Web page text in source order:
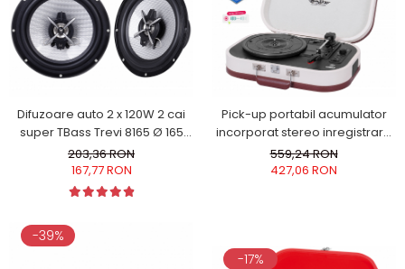
Difuzoare auto 2 x 120W 2 cai
super TBass Trevi 8165 Ø 165
mm sensibilitate 94dB Woofer
polipropilena surround din
carbon frecventa 54Hz-25KHz
203,36 RON
167,77 RON
Pick-up portabil acumulator
incorporat stereo inregistrare
pe stick USB functie Bluetooth
port USB intrare/iesire AUX-IN
559,24 RON
427,06 RON
-39%
-17%